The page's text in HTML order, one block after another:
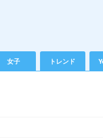
女子 トレンド